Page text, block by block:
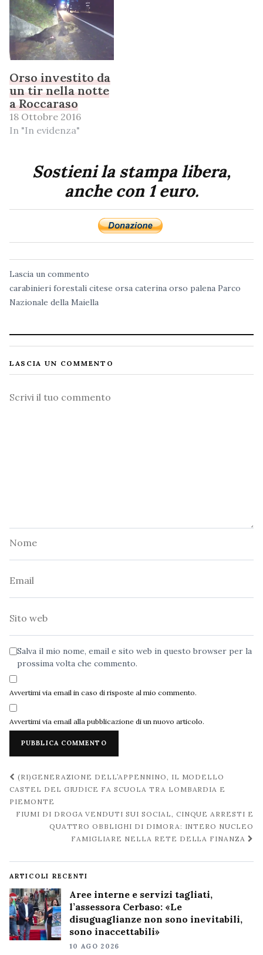
Orso investito da
un tir nella notte
a Roccaraso
18 Ottobre 2016
In "In evidenza"
Sostieni la stampa libera,
anche con 1 euro.
Lascia un commento
carabinieri forestali citese orsa caterina orso palena Parco
Nazionale della Maiella
LASCIA UN COMMENTO
Commento
Salva il mio nome, email e sito web in questo browser per la
prossima volta che commento.
Avvertimi via email in caso di risposte al mio commento.
Avvertimi via email alla pubblicazione di un nuovo articolo.
Navigazione
post
(RI)GENERAZIONE DELL’APPENNINO, IL MODELLO
CASTEL DEL GIUDICE FA SCUOLA TRA LOMBARDIA E
PIEMONTE
FIUMI DI DROGA VENDUTI SUI SOCIAL, CINQUE ARRESTI E
QUATTRO OBBLIGHI DI DIMORA: INTERO NUCLEO
FAMIGLIARE NELLA RETE DELLA FINANZA
ARTICOLI RECENTI
Aree interne e servizi tagliati,
l’assessora Cerbaso: «Le
disuguaglianze non sono inevitabili,
sono inaccettabili»
10 AGO 2026